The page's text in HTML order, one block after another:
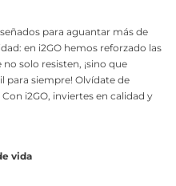
para aguantar más de
en i2GO hemos reforzado las
solo resisten, ¡sino que
para siempre! Olvídate de
i2GO, inviertes en calidad y
vida